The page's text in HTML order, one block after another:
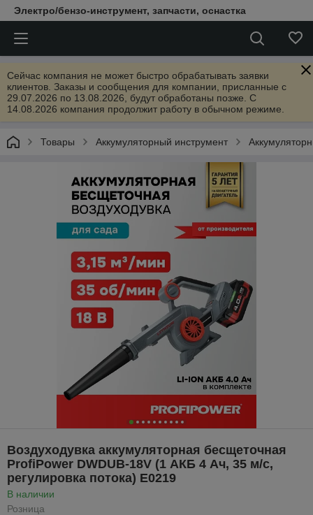
Электро/бензо-инструмент, запчасти, оснастка
Сейчас компания не может быстро обрабатывать заявки
клиентов. Заказы и сообщения для компании, присланные с
29.07.2026 по 13.08.2026, будут обработаны позже. С
14.08.2026 компания продолжит работу в обычном режиме.
Товары Аккумуляторный инструмент
Воздуходувка аккумуляторная бесщеточная
ProfiPower DWDUB-18V (1 АКБ 4 Ач, 35 м/с,
регулировка потока) E0219
В наличии
Розница